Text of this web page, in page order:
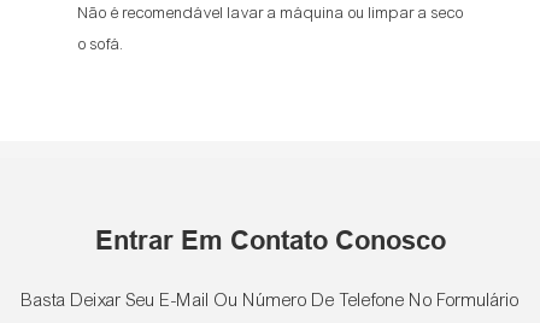
Não é recomendável lavar a máquina ou limpar a seco
o sofá.
Entrar Em Contato Conosco
Basta Deixar Seu E-Mail Ou Número De Telefone No Formulário